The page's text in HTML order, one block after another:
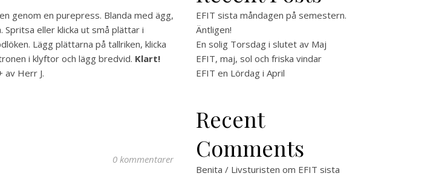
genom en purepress. Blanda med ägg,
Spritsa eller klicka ut små plättar i
Lägg plättarna på tallriken, klicka
i klyftor och lägg bredvid. Klart!
av Herr J.
0 kommentarer
EFIT sista måndagen på semestern.
Äntligen!
En solig Torsdag i slutet av Maj
EFIT, maj, sol och friska vindar
EFIT en Lördag i April
Recent
Comments
Benita / Livsturisten om EFIT sista